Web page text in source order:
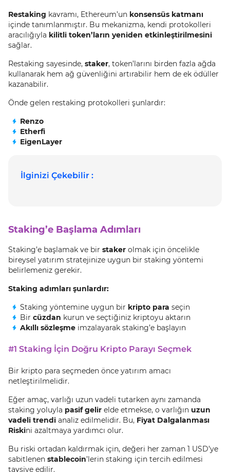
Restaking kavramı, Ethereum’un konsensüs katmanı
içinde tanımlanmıştır. Bu mekanizma, kendi protokolleri
aracılığıyla kilitli token’ların yeniden etkinleştirilmesini
sağlar.
Restaking sayesinde, staker, token’larını birden fazla ağda
kullanarak hem ağ güvenliğini artırabilir hem de ek ödüller
kazanabilir.
Önde gelen restaking protokolleri şunlardır:
Renzo
Etherfi
EigenLayer
İlginizi Çekebilir :
Staking’e Başlama Adımları
Staking’e başlamak ve bir staker olmak için öncelikle
bireysel yatırım stratejinize uygun bir staking yöntemi
belirlemeniz gerekir.
Staking adımları şunlardır:
Staking yöntemine uygun bir kripto para seçin
Bir cüzdan kurun ve seçtiğiniz kriptoyu aktarın
Akıllı sözleşme imzalayarak staking’e başlayın
#1 Staking İçin Doğru Kripto Parayı Seçmek
Bir kripto para seçmeden önce yatırım amacı
netleştirilmelidir.
Eğer amaç, varlığı uzun vadeli tutarken aynı zamanda
staking yoluyla pasif gelir elde etmekse, o varlığın uzun
vadeli trendi analiz edilmelidir. Bu, Fiyat Dalgalanması
Riskini azaltmaya yardımcı olur.
Bu riski ortadan kaldırmak için, değeri her zaman 1 USD’ye
sabitlenen stablecoin’lerin staking için tercih edilmesi
tavsiye edilir.